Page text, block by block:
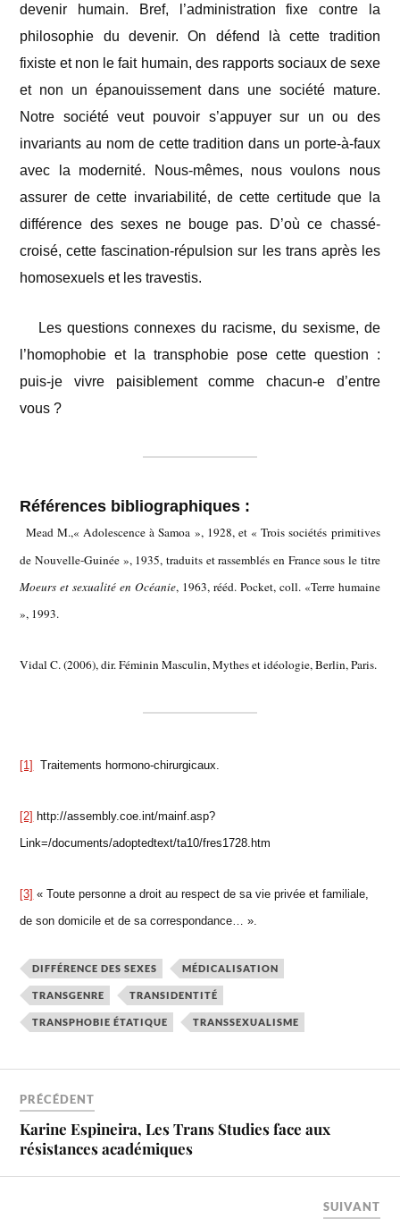
devenir humain. Bref, l’administration fixe contre la
philosophie du devenir. On défend là cette tradition
fixiste et non le fait humain, des rapports sociaux de sexe
et non un épanouissement dans une société mature.
Notre société veut pouvoir s’appuyer sur un ou des
invariants au nom de cette tradition dans un porte-à-faux
avec la modernité. Nous-mêmes, nous voulons nous
assurer de cette invariabilité, de cette certitude que la
différence des sexes ne bouge pas. D’où ce chassé-
croisé, cette fascination-répulsion sur les trans après les
homosexuels et les travestis.
Les questions connexes du racisme, du sexisme, de
l’homophobie et la transphobie pose cette question :
puis-je vivre paisiblement comme chacun-e d’entre
vous ?
Références bibliographiques :
Mead M.,« Adolescence à Samoa », 1928, et « Trois sociétés primitives
de Nouvelle-Guinée », 1935, traduits et rassemblés en France sous le titre
Moeurs et sexualité en Océanie, 1963, rééd. Pocket, coll. «Terre humaine
», 1993.
Vidal C. (2006), dir. Féminin Masculin, Mythes et idéologie, Berlin, Paris.
[1] Traitements hormono-chirurgicaux.
[2] http://assembly.coe.int/mainf.asp?
Link=/documents/adoptedtext/ta10/fres1728.htm
[3] « Toute personne a droit au respect de sa vie privée et familiale,
de son domicile et de sa correspondance… ».
DIFFÉRENCE DES SEXES MÉDICALISATION
TRANSGENRE TRANSIDENTITÉ
TRANSPHOBIE ÉTATIQUE TRANSSEXUALISME
PRÉCÉDENT
Karine Espineira, Les Trans Studies face aux
résistances académiques
SUIVANT